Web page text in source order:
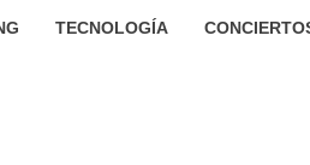
TECNOLOGÍA